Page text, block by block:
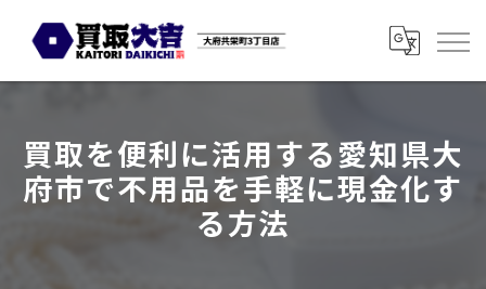
買取を便利に活用する愛知県大
府市で不用品を手軽に現金化す
る方法